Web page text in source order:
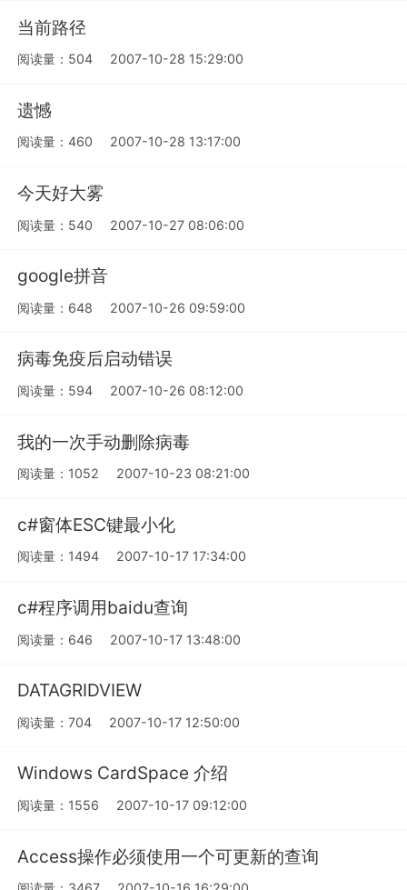
当前路径
阅读量：504 2007-10-28 15:29:00
遗憾
阅读量：460 2007-10-28 13:17:00
今天好大雾
阅读量：540 2007-10-27 08:06:00
google拼音
阅读量：648 2007-10-26 09:59:00
病毒免疫后启动错误
阅读量：594 2007-10-26 08:12:00
我的一次手动删除病毒
阅读量：1052 2007-10-23 08:21:00
c#窗体ESC键最小化
阅读量：1494 2007-10-17 17:34:00
c#程序调用baidu查询
阅读量：646 2007-10-17 13:48:00
DATAGRIDVIEW
阅读量：704 2007-10-17 12:50:00
Windows CardSpace 介绍
阅读量：1556 2007-10-17 09:12:00
Access操作必须使用一个可更新的查询